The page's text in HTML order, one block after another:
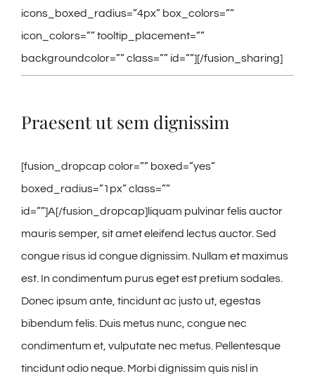
icons_boxed_radius=”4px” box_colors=””
icon_colors=”” tooltip_placement=””
backgroundcolor=”” class=”” id=””][/fusion_sharing]
Praesent ut sem dignissim
[fusion_dropcap color=”” boxed=”yes”
boxed_radius=”1px” class=””
id=””]A[/fusion_dropcap]liquam pulvinar felis auctor
mauris semper, sit amet eleifend lectus auctor. Sed
congue risus id congue dignissim. Nullam et maximus
est. In condimentum purus eget est pretium sodales.
Donec ipsum ante, tincidunt ac justo ut, egestas
bibendum felis. Duis metus nunc, congue nec
condimentum et, vulputate nec metus. Pellentesque
tincidunt odio neque. Morbi dignissim quis nisl in